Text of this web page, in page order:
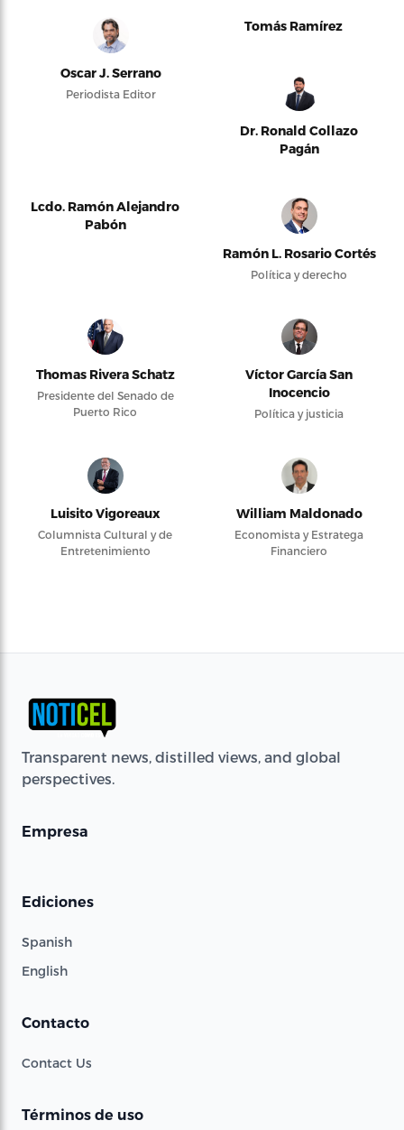
Oscar J. Serrano
Periodista Editor
Tomás Ramírez
Dr. Ronald Collazo
Pagán
Lcdo. Ramón Alejandro
Pabón
Ramón L. Rosario Cortés
Política y derecho
Thomas Rivera Schatz
Presidente del Senado de
Puerto Rico
Víctor García San
Inocencio
Política y justicia
Luisito Vigoreaux
Columnista Cultural y de
Entretenimiento
William Maldonado
Economista y Estratega
Financiero
Transparent news, distilled views, and global
perspectives.
Empresa
Ediciones
Spanish
English
Contacto
Contact Us
Términos de uso